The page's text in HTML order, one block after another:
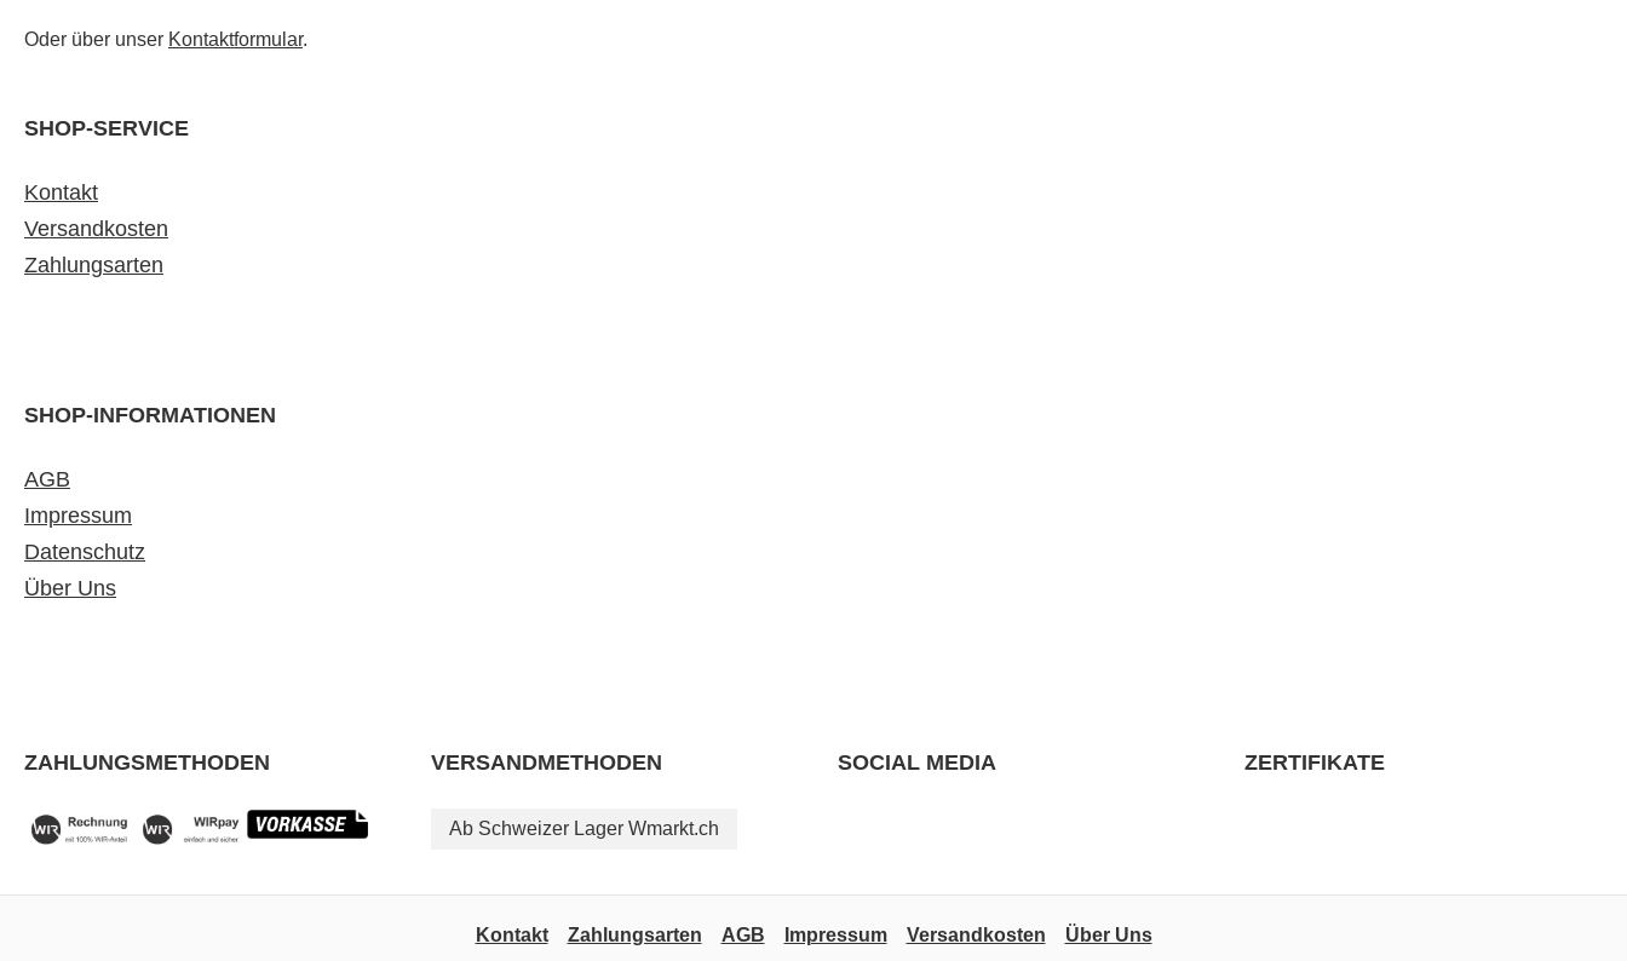
Oder über unser Kontaktformular.
SHOP-SERVICE
Kontakt
Versandkosten
Zahlungsarten
SHOP-INFORMATIONEN
AGB
Impressum
Datenschutz
Über Uns
ZAHLUNGSMETHODEN VERSANDMETHODEN
Ab Schweizer Lager Wmarkt.ch
SOCIAL MEDIA ZERTIFIKATE
Kontakt Zahlungsarten AGB Impressum Versandkosten Über Uns